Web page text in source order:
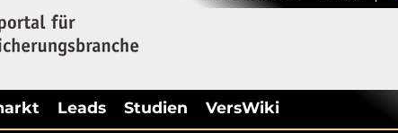
Leads Studien VersWiki